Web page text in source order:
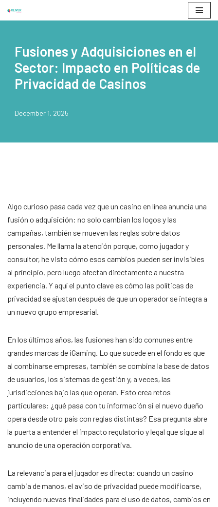
content
Fusiones y Adquisiciones en el
Sector: Impacto en Políticas de
Privacidad de Casinos
December 1, 2025
Algo curioso pasa cada vez que un casino en línea anuncia una
fusión o adquisición: no solo cambian los logos y las
campañas, también se mueven las reglas sobre datos
personales. Me llama la atención porque, como jugador y
consultor, he visto cómo esos cambios pueden ser invisibles
al principio, pero luego afectan directamente a nuestra
experiencia. Y aquí el punto clave es cómo las políticas de
privacidad se ajustan después de que un operador se integra a
un nuevo grupo empresarial.
En los últimos años, las fusiones han sido comunes entre
grandes marcas de iGaming. Lo que sucede en el fondo es que
al combinarse empresas, también se combina la base de datos
de usuarios, los sistemas de gestión y, a veces, las
jurisdicciones bajo las que operan. Esto crea retos
particulares: ¿qué pasa con tu información si el nuevo dueño
opera desde otro país con reglas distintas? Esa pregunta abre
la puerta a entender el impacto regulatorio y legal que sigue al
anuncio de una operación corporativa.
La relevancia para el jugador es directa: cuando un casino
cambia de manos, el aviso de privacidad puede modificarse,
incluyendo nuevas finalidades para el uso de datos, cambios en